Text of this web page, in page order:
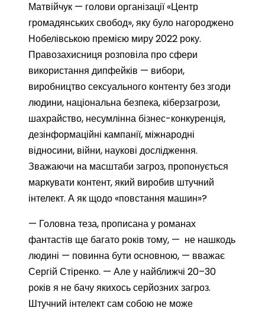
Матвійчук — голови організації «Центр
громадянських свобод», яку було нагороджено
Нобелівською премією миру 2022 року.
Правозахисниця розповіла про сфери
використання дипфейків — вибори,
виробництво сексуального контенту без згоди
людини, національна безпека, кіберзагрози,
шахрайство, несумлінна бізнес-конкуренція,
дезінформаційні кампанії, міжнародні
відносини, війни, наукові дослідження.
Зважаючи на масштаби загроз, пропонується
маркувати контент, який виробив штучний
інтелект. А як щодо «повстання машин»?
— Головна теза, прописана у романах
фантастів ще багато років тому, — не нашкодь
людині — повинна бути основною, — вважає
Сергій Стіренко. — Але у найближчі 20–30
років я не бачу якихось серйозних загроз.
Штучний інтелект сам собою не може